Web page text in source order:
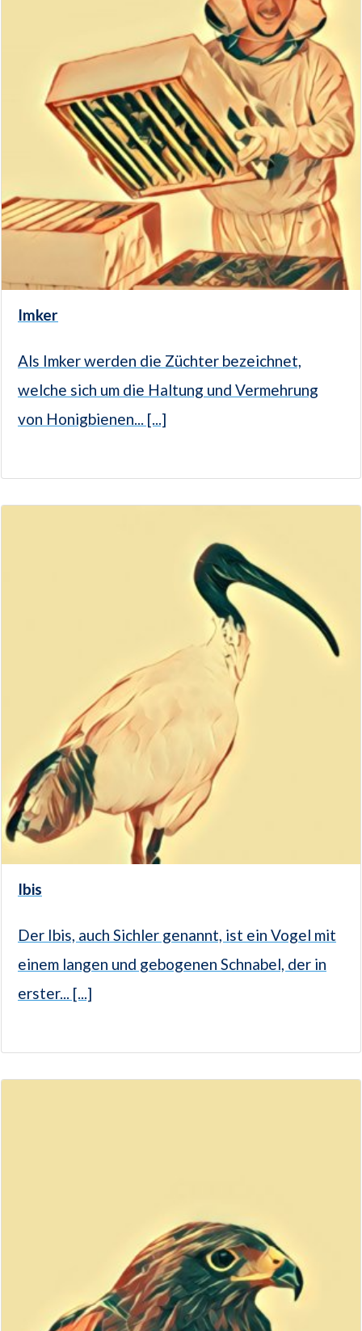
Imker
Als Imker werden die Züchter bezeichnet,
welche sich um die Haltung und Vermehrung
von Honigbienen... [...]
Ibis
Der Ibis, auch Sichler genannt, ist ein Vogel mit
einem langen und gebogenen Schnabel, der in
erster... [...]